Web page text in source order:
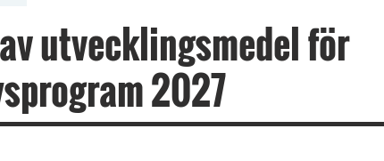
utvecklingsmedel för
2027